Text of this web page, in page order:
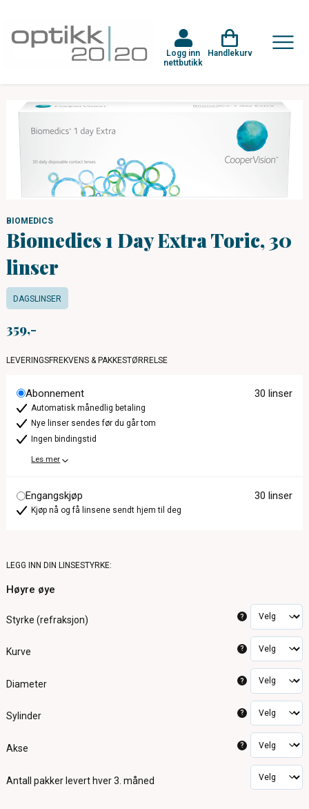
Logg inn
nettbutikk
Handlekurv
BIOMEDICS
Biomedics 1 Day Extra Toric, 30
linser
DAGSLINSER
359
LEVERINGSFREKVENS & PAKKESTØRRELSE
Abonnement 30 linser
Automatisk månedlig betaling
Nye linser sendes før du går tom
Ingen bindingstid
Les mer
Engangskjøp 30 linser
Kjøp nå og få linsene sendt hjem til deg
LEGG INN DIN LINSESTYRKE:
Høyre øye
Styrke (refraksjon) ?
Kurve ?
Diameter ?
Sylinder ?
Akse ?
Antall pakker levert hver 3. måned